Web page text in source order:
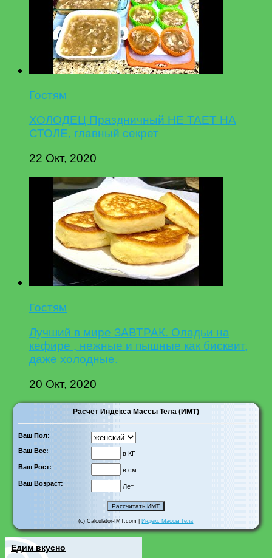
Гостям
ХОЛОДЕЦ Праздничный НЕ ТАЕТ НА
СТОЛЕ, главный секрет
22 Окт, 2020
Гостям
Лучший в мире ЗАВТРАК. Оладьи на
кефире , нежные и пышные как бисквит,
даже холодные.
20 Окт, 2020
Расчет Индекса Массы Тела (ИМТ)
Ваш Пол:
Ваш Вес:
в КГ
Ваш Рост:
в см
Ваш Возраст:
Лет
(c) Calculator-IMT.com | Индекс Массы Тела
Едим вкусно